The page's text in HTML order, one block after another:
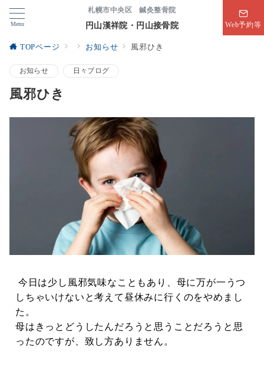
Menu
札幌市中央区 鍼灸整骨院
円山漢祥院・円山接骨院 Web予約等
TOPページ お知らせ 風邪ひき
お知らせ 日々ブログ
風邪ひき
今日は少し風邪気味なこともあり、母に万が一うつ
しちゃいけないと考えて昼休みに行くのをやめまし
た。
母はきっとどうしたんだろうと思うことだろうと思
ったのですが、致し方ありません。